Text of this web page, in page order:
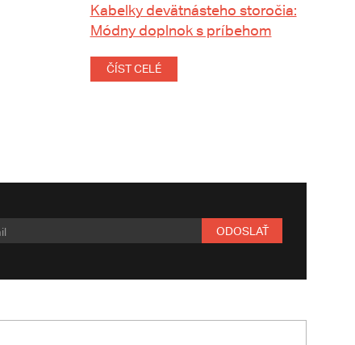
Kabelky devätnásteho storočia:
Módny doplnok s príbehom
ČÍST CELÉ
ODOSLAŤ